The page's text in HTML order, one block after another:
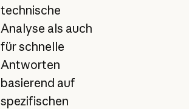
technische
Analyse als auch
für schnelle
Antworten
basierend auf
spezifischen